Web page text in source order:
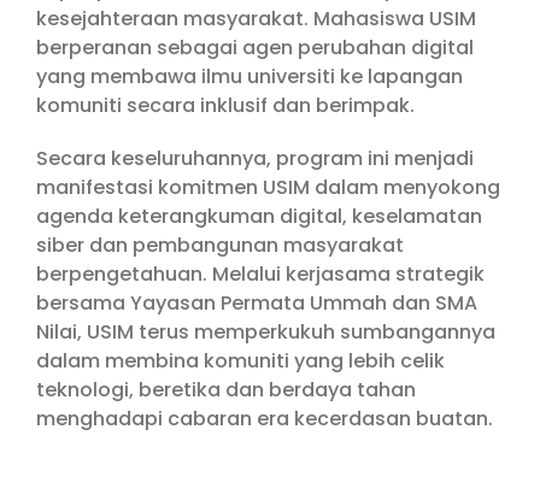
kesejahteraan masyarakat. Mahasiswa USIM
berperanan sebagai agen perubahan digital
yang membawa ilmu universiti ke lapangan
komuniti secara inklusif dan berimpak.
Secara keseluruhannya, program ini menjadi
manifestasi komitmen USIM dalam menyokong
agenda keterangkuman digital, keselamatan
siber dan pembangunan masyarakat
berpengetahuan. Melalui kerjasama strategik
bersama Yayasan Permata Ummah dan SMA
Nilai, USIM terus memperkukuh sumbangannya
dalam membina komuniti yang lebih celik
teknologi, beretika dan berdaya tahan
menghadapi cabaran era kecerdasan buatan.